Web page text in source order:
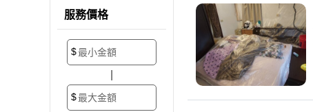
空屋打掃
居家收納
搬家/裝潢後清潔
大掃除
服務價格
$
$